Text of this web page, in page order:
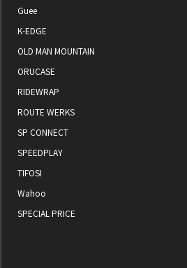
Guee
K-EDGE
OLD MAN MOUNTAIN
ORUCASE
RIDEWRAP
ROUTE WERKS
SP CONNECT
SPEEDPLAY
TIFOSI
Wahoo
SPECIAL PRICE